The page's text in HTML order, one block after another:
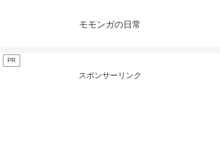
モモンガの日常
PR
スポンサーリンク